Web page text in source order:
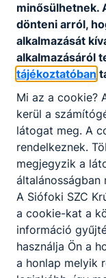
tikában”
Krúdy
Csatolt
Versenykiírás
minősülhetnek.
dönteni arról,
alkalmazását
alkalmazásáról
tájékoztatóban
Mi az a cookie?
kerül a
látogat meg. A
rendelkeznek.
megjegyzik a
általánosságban
A Siófoki SZC
a cookie-kat a
információ
használja Ön a
a honlap melyik